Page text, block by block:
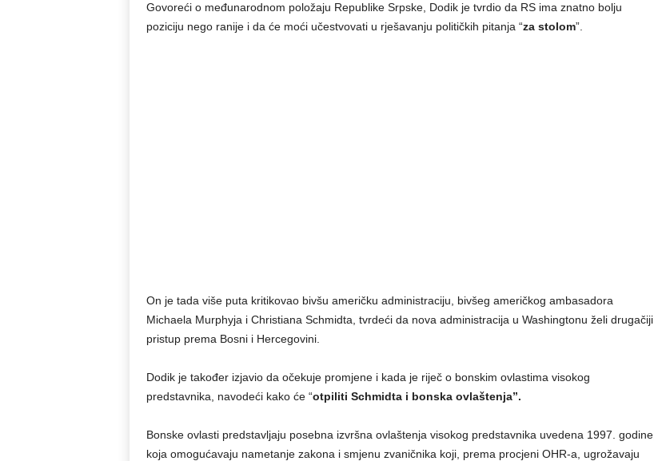
Govoreći o međunarodnom položaju Republike Srpske, Dodik je tvrdio da RS ima znatno bolju
poziciju nego ranije i da će moći učestvovati u rješavanju političkih pitanja “za stolom”.
On je tada više puta kritikovao bivšu američku administraciju, bivšeg američkog ambasadora
Michaela Murphyja i Christiana Schmidta, tvrdeći da nova administracija u Washingtonu želi drugačiji
pristup prema Bosni i Hercegovini.
Dodik je također izjavio da očekuje promjene i kada je riječ o bonskim ovlastima visokog
predstavnika, navodeći kako će “otpiliti Schmidta i bonska ovlaštenja”.
Bonske ovlasti predstavljaju posebna izvršna ovlaštenja visokog predstavnika uvedena 1997. godine,
koja omogućavaju nametanje zakona i smjenu zvaničnika koji, prema procjeni OHR-a, ugrožavaju